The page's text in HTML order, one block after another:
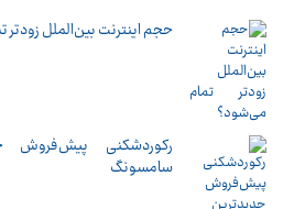
حجم اینترنت بین‌الملل
رکوردشکنی پیش‌فروش
سامسونگ